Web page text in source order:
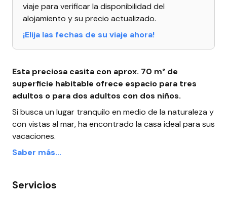
viaje para verificar la disponibilidad del
alojamiento y su precio actualizado.
¡Elija las fechas de su viaje ahora!
Esta preciosa casita con aprox. 70 m² de
superficie habitable ofrece espacio para tres
adultos o para dos adultos con dos niños.
Si busca un lugar tranquilo en medio de la naturaleza y
con vistas al mar, ha encontrado la casa ideal para sus
vacaciones.
Saber más...
Servicios